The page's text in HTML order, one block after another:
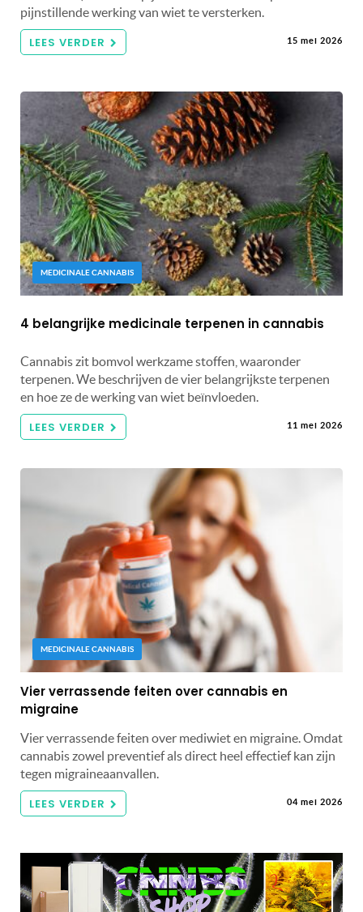
pijnstillende werking van wiet te versterken.
LEES VERDER 15 mei 2026
MEDICINALE CANNABIS
4 belangrijke medicinale terpenen in cannabis
Cannabis zit bomvol werkzame stoffen, waaronder
terpenen. We beschrijven de vier belangrijkste terpenen
en hoe ze de werking van wiet beïnvloeden.
LEES VERDER 11 mei 2026
MEDICINALE CANNABIS
Vier verrassende feiten over cannabis en
migraine
Vier verrassende feiten over mediwiet en migraine. Omdat
cannabis zowel preventief als direct heel effectief kan zijn
tegen migraineaanvallen.
LEES VERDER 04 mei 2026